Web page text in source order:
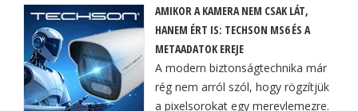
AMIKOR A KAMERA NEM CSAK LÁT,
HANEM ÉRT IS: TECHSON MS6 ÉS A
METAADATOK EREJE
A modern biztonságtechnika már
rég nem arról szól, hogy rögzítjük
a pixelsorokat egy merevlemezre.